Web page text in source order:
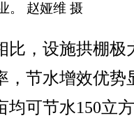
。 赵娅维 摄
，设施拱棚极
，节水增效优势
均可节水150立